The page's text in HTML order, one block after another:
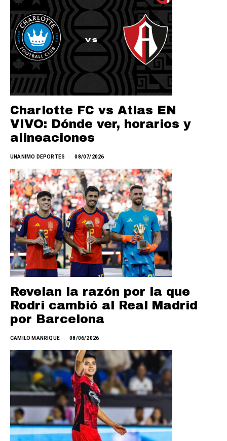
Charlotte FC vs Atlas EN
VIVO: Dónde ver, horarios y
alineaciones
UNANIMO DEPORTES 08/07/2026
Revelan la razón por la que
Rodri cambió al Real Madrid
por Barcelona
CAMILO MANRIQUE 08/06/2026